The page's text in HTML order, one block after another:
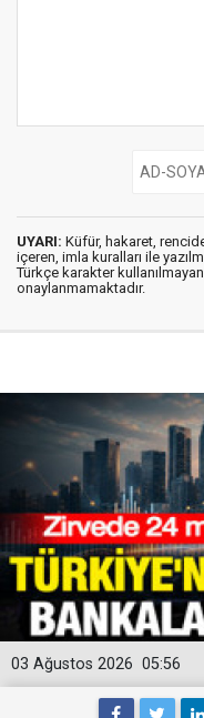
UYARI: Küfür, hakaret,
içeren, imla kuralları ile
Türkçe karakter
onaylanmamaktadır.
05:56
03 Ağustos 2026